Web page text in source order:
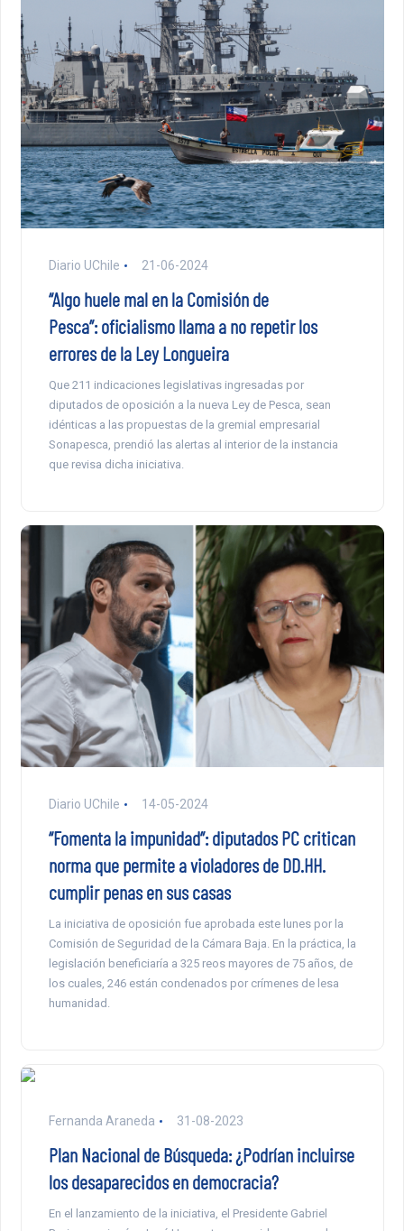
Diario UChile 21-06-2024
“Algo huele mal en la Comisión de
Pesca”: oficialismo llama a no repetir los
errores de la Ley Longueira
Que 211 indicaciones legislativas ingresadas por
diputados de oposición a la nueva Ley de Pesca, sean
idénticas a las propuestas de la gremial empresarial
Sonapesca, prendió las alertas al interior de la instancia
que revisa dicha iniciativa.
Diario UChile 14-05-2024
“Fomenta la impunidad”: diputados PC critican
norma que permite a violadores de DD.HH.
cumplir penas en sus casas
La iniciativa de oposición fue aprobada este lunes por la
Comisión de Seguridad de la Cámara Baja. En la práctica, la
legislación beneficiaría a 325 reos mayores de 75 años, de
los cuales, 246 están condenados por crímenes de lesa
humanidad.
Fernanda Araneda 31-08-2023
Plan Nacional de Búsqueda: ¿Podrían incluirse
los desaparecidos en democracia?
En el lanzamiento de la iniciativa, el Presidente Gabriel